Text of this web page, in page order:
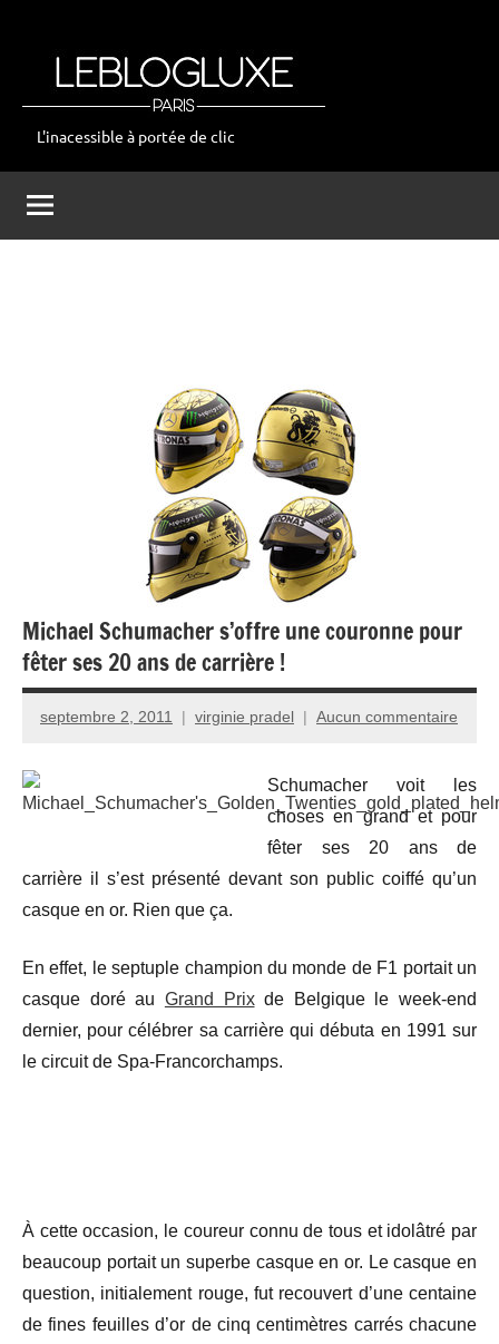
leblogluxe
L'inacessible à portée de clic
Michael Schumacher s’offre une couronne pour
fêter ses 20 ans de carrière !
septembre 2, 2011 virginie pradel Aucun commentaire
Schumacher voit les
choses en grand et pour
fêter ses 20 ans de
carrière il s’est présenté devant son public coiffé qu’un
casque en or. Rien que ça.
En effet, le septuple champion du monde de F1 portait un
casque doré au Grand Prixde Belgique le week-end
dernier, pour célébrer sa carrière qui débuta en 1991 sur
le circuit de Spa-Francorchamps.
À cette occasion, le coureur connu de tous et idolâtré par
beaucoup portait un superbe casque en or. Le casque en
question, initialement rouge, fut recouvert d’une centaine
de fines feuilles d’or de cinq centimètres carrés chacune